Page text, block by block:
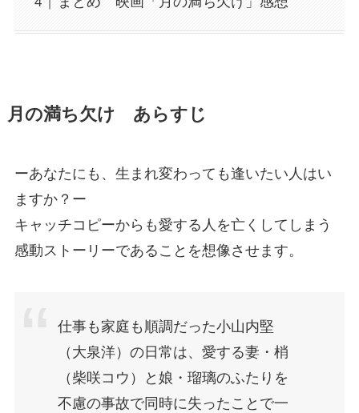
月の満ち欠け あらすじ
ーあなたにも、生まれ変わっても逢いたい人はい
ますか？ー
キャッチコピーからも愛する人を亡くしてしまう
感動ストーリーであることを想像させます。
仕事も家庭も順調だった小山内堅
（大泉洋）の日常は、愛する妻・梢
（柴咲コウ）と娘・瑠璃のふたりを
不慮の事故で同時に失ったことで一